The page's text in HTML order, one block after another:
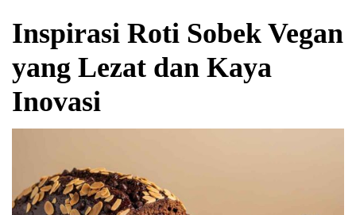
Inspirasi Roti Sobek Vegan
yang Lezat dan Kaya
Inovasi